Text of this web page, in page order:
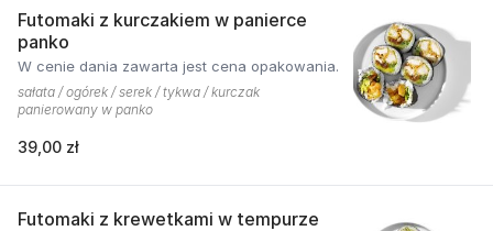
Futomaki z kurczakiem w panierce
panko
W cenie dania zawarta jest cena opakowania.
sałata / ogórek / serek / tykwa / kurczak
panierowany w panko
39,00 zł
Futomaki z krewetkami w tempurze